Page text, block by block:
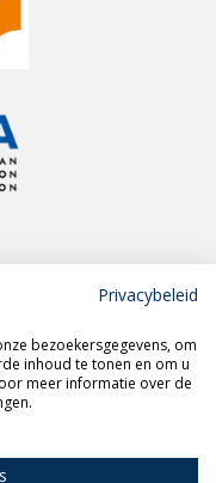
Privacybeleid
bezoekersgegevens, om
inhoud te tonen en om u
meer informatie over de